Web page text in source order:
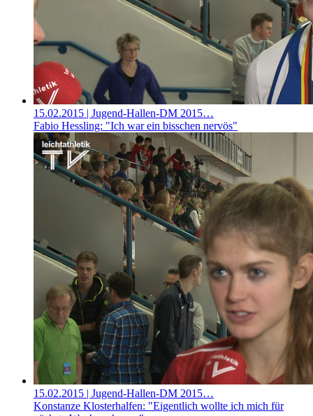
15.02.2015 | Jugend-Hallen-DM 2015…
Fabio Hessling: "Ich war ein bisschen nervös"
15.02.2015 | Jugend-Hallen-DM 2015…
Konstanze Klosterhalfen: "Eigentlich wollte ich mich für